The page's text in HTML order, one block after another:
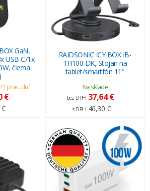
GaN,
USB-C/1x
čierna
prac. dní
€
€
RAIDSONIC ICY BOX IB-
TH100-DK, Stojan na
tablet/smartfón 11"
Na sklade
bez DPH 37,64 €
s DPH 46,30 €